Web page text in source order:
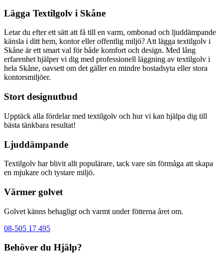
Lägga Textilgolv i Skåne
Letar du efter ett sätt att få till en varm, ombonad och ljuddämpande
känsla i ditt hem, kontor eller offentlig miljö? Att lägga textilgolv i
Skåne är ett smart val för både komfort och design. Med lång
erfarenhet hjälper vi dig med professionell läggning av textilgolv i
hela Skåne, oavsett om det gäller en mindre bostadsyta eller stora
kontorsmiljöer.
Stort designutbud
Upptäck alla fördelar med textilgolv och hur vi kan hjälpa dig till
bästa tänkbara resultat!
Ljuddämpande
Textilgolv har blivit allt populärare, tack vare sin förmåga att skapa
en mjukare och tystare miljö.
Värmer golvet
Golvet känns behagligt och varmt under fötterna året om.
08-505 17 495
Behöver du Hjälp?